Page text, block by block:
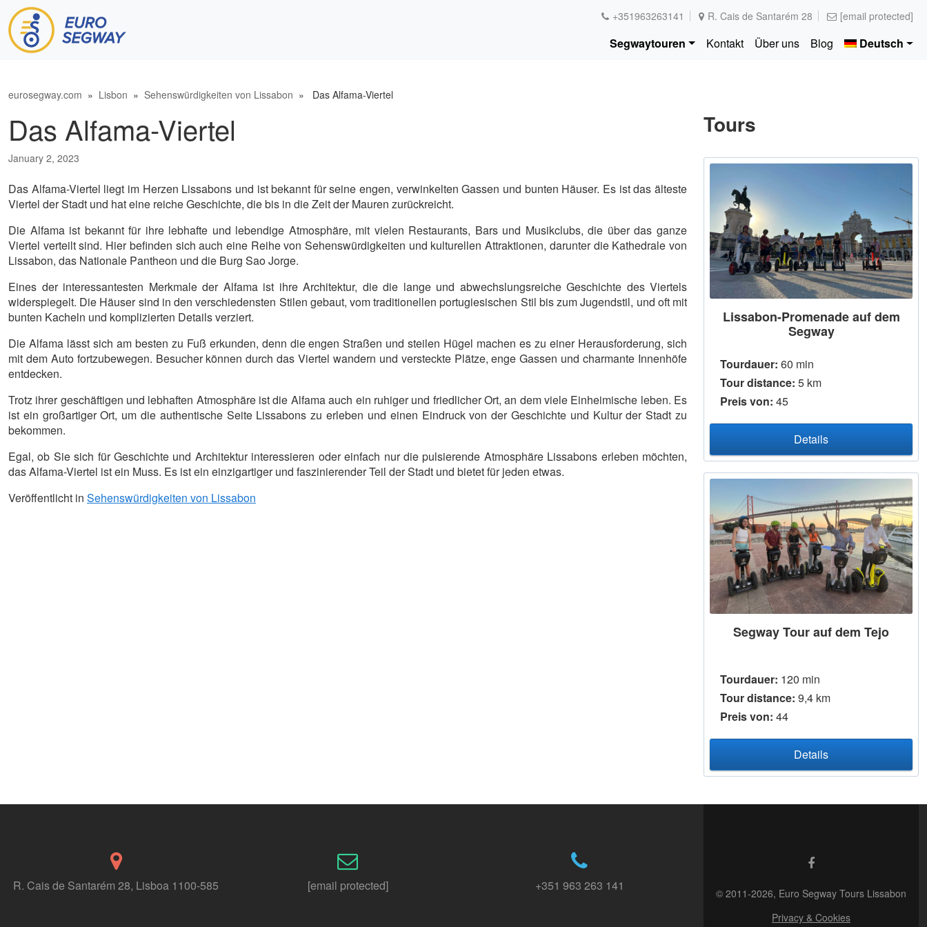
Hauptnavigation
+351963263141 R. Cais de Santarém 28 [email protected]
Segwaytouren Kontakt Über uns Blog Deutsch
eurosegway.com » Lisbon » Sehenswürdigkeiten von Lissabon » Das Alfama-Viertel
Das Alfama-Viertel
January 2, 2023
Das Alfama-Viertel liegt im Herzen Lissabons und ist bekannt für seine engen, verwinkelten Gassen und bunten Häuser. Es ist das älteste
Viertel der Stadt und hat eine reiche Geschichte, die bis in die Zeit der Mauren zurückreicht.
Die Alfama ist bekannt für ihre lebhafte und lebendige Atmosphäre, mit vielen Restaurants, Bars und Musikclubs, die über das ganze
Viertel verteilt sind. Hier befinden sich auch eine Reihe von Sehenswürdigkeiten und kulturellen Attraktionen, darunter die Kathedrale von
Lissabon, das Nationale Pantheon und die Burg Sao Jorge.
Eines der interessantesten Merkmale der Alfama ist ihre Architektur, die die lange und abwechslungsreiche Geschichte des Viertels
widerspiegelt. Die Häuser sind in den verschiedensten Stilen gebaut, vom traditionellen portugiesischen Stil bis zum Jugendstil, und oft mit
bunten Kacheln und komplizierten Details verziert.
Die Alfama lässt sich am besten zu Fuß erkunden, denn die engen Straßen und steilen Hügel machen es zu einer Herausforderung, sich
mit dem Auto fortzubewegen. Besucher können durch das Viertel wandern und versteckte Plätze, enge Gassen und charmante Innenhöfe
entdecken.
Trotz ihrer geschäftigen und lebhaften Atmosphäre ist die Alfama auch ein ruhiger und friedlicher Ort, an dem viele Einheimische leben. Es
ist ein großartiger Ort, um die authentische Seite Lissabons zu erleben und einen Eindruck von der Geschichte und Kultur der Stadt zu
bekommen.
Egal, ob Sie sich für Geschichte und Architektur interessieren oder einfach nur die pulsierende Atmosphäre Lissabons erleben möchten,
das Alfama-Viertel ist ein Muss. Es ist ein einzigartiger und faszinierender Teil der Stadt und bietet für jeden etwas.
Veröffentlicht in Sehenswürdigkeiten von Lissabon
Tours
Lissabon-Promenade auf dem
Segway
Tourdauer: 60 min
Tour distance: 5 km
Preis von: 45
Details
Segway Tour auf dem Tejo
Tourdauer: 120 min
Tour distance: 9,4 km
Preis von: 44
Details
R. Cais de Santarém 28, Lisboa 1100-585 [email protected] +351 963 263 141
© 2011-2026, Euro Segway Tours Lissabon
Privacy & Cookies